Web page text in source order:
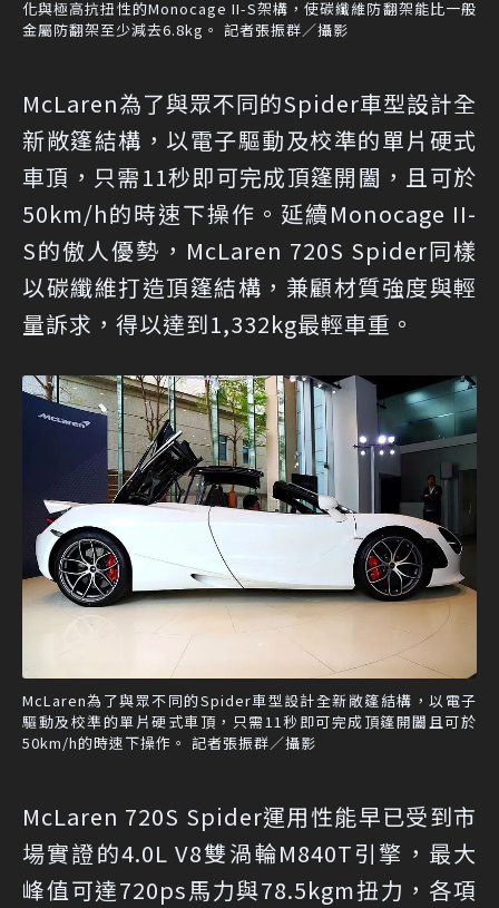
化與極高抗扭性的Monocage II-S架構，使碳纖維防翻架能比一般
金屬防翻架至少減去6.8kg。 記者張振群／攝影
McLaren為了與眾不同的Spider車型設計全
新敞篷結構，以電子驅動及校準的單片硬式
車頂，只需11秒即可完成頂篷開闔，且可於
50km/h的時速下操作。延續Monocage II-
S的傲人優勢，McLaren 720S Spider同樣
以碳纖維打造頂篷結構，兼顧材質強度與輕
量訴求，得以達到1,332kg最輕車重。
McLaren為了與眾不同的Spider車型設計全新敞篷結構，以電子
驅動及校準的單片硬式車頂，只需11秒即可完成頂篷開闔且可於
50km/h的時速下操作。 記者張振群／攝影
McLaren 720S Spider運用性能早已受到市
場實證的4.0L V8雙渦輪M840T引擎，最大
峰值可達720ps馬力與78.5kgm扭力，各項